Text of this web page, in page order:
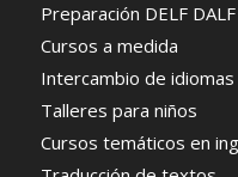
Preparación DELF
Cursos a medida
Intercambio de idiomas
Talleres para niños
Cursos temáticos en